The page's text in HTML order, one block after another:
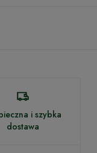
i szybka
dostawa